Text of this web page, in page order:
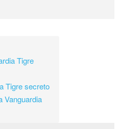
Tigre
Tigre secreto
Vanguardia